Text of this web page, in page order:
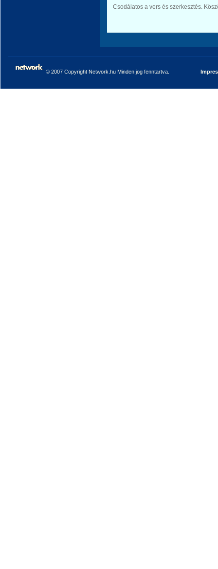
Csodálatos a vers és szerkesztés.
© 2007 Copyright Network.hu Minden jog fenntartva.